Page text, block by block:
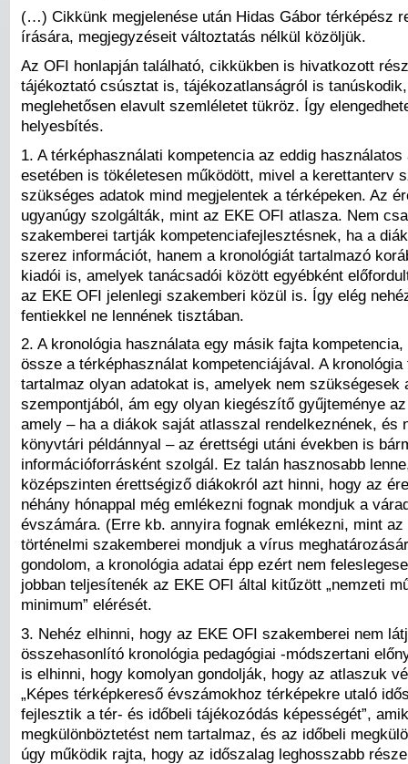
(…) Cikkünk megjelenése után Hidas Gábor térképész
írására, megjegyzéseit változtatás nélkül közöljük.
Az OFI honlapján található, cikkükben is hivatkozott
tájékoztató csúsztat is, tájékozatlanságról is
meglehetősen elavult szemléletet tükröz. Így
helyesbítés.
1. A térképhasználati kompetencia az eddig
esetében is tökéletesen működött, mivel a kerettanterv
szükséges adatok mind megjelentek a térképeken. Az
ugyanúgy szolgálták, mint az EKE OFI atlasza. Nem
szakemberei tartják kompetenciafejlesztésnek, ha a
szerez információt, hanem a kronológiát tartalmazó
kiadói is, amelyek tanácsadói között egyébként
az EKE OFI jelenlegi szakemberi közül is. Így elég
fentiekkel ne lennének tisztában.
2. A kronológia használata egy másik fajta
össze a térképhasználat kompetenciájával. A
tartalmaz olyan adatokat is, amelyek nem szükségesek
szempontjából, ám egy olyan kiegészítő gyűjteménye
amely – ha a diákok saját atlasszal rendelkeznének, és
könyvtári példánnyal – az érettségi utáni években is
információforrásként szolgál. Ez talán hasznosabb
középszinten érettségiző diákokról azt hinni, hogy az
néhány hónappal még emlékezni fognak mondjuk a
évszámára. (Erre kb. annyira fognak emlékezni, mint az
történelmi szakemberei mondjuk a vírus
gondolom, a kronológia adatai épp ezért nem
jobban teljesítenék az EKE OFI által kitűzött „nemzeti
minimum” elérését.
3. Nehéz elhinni, hogy az EKE OFI szakemberei nem
összehasonlító kronológia pedagógiai -módszertani
is elhinni, hogy komolyan gondolják, hogy az atlaszuk
„Képes térképkereső évszámokhoz térképekre utaló
fejlesztik a tér- és időbeli tájékozódás képességét”,
megkülönböztetést nem tartalmaz, és az időbeli
úgy működik rajta, hogy az időszalag leghosszabb